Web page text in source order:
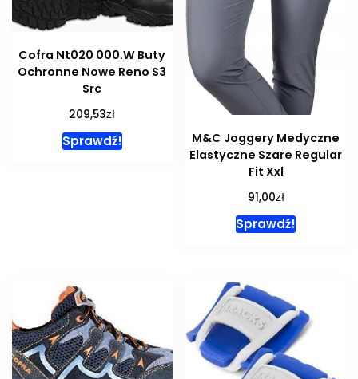
Cofra Nt020 000.W Buty
Ochronne Nowe Reno S3
Src
209,53zł
Sprawdź!
M&C Joggery Medyczne
Elastyczne Szare Regular
Fit Xxl
91,00zł
Sprawdź!